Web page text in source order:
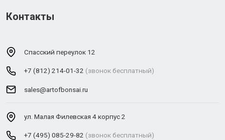
Контакты
Спасский переулок 12
+7 (812) 214-01-32 (звонок бесплатный)
sales@artofbonsai.ru
ул. Малая Филевская 4 корпус 2
+7 (495) 085-29-82 (звонок бесплатный)